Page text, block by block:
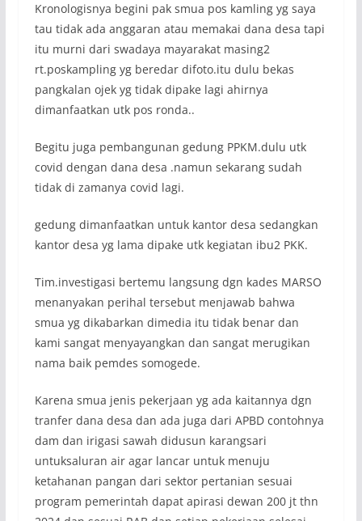
Kronologisnya begini pak smua pos kamling yg saya
tau tidak ada anggaran atau memakai dana desa tapi
itu murni dari swadaya mayarakat masing2
rt.poskampling yg beredar difoto.itu dulu bekas
pangkalan ojek yg tidak dipake lagi ahirnya
dimanfaatkan utk pos ronda..
Begitu juga pembangunan gedung PPKM.dulu utk
covid dengan dana desa .namun sekarang sudah
tidak di zamanya covid lagi.
gedung dimanfaatkan untuk kantor desa sedangkan
kantor desa yg lama dipake utk kegiatan ibu2 PKK.
Tim.investigasi bertemu langsung dgn kades MARSO
menanyakan perihal tersebut menjawab bahwa
smua yg dikabarkan dimedia itu tidak benar dan
kami sangat menyayangkan dan sangat merugikan
nama baik pemdes somogede.
Karena smua jenis pekerjaan yg ada kaitannya dgn
tranfer dana desa dan ada juga dari APBD contohnya
dam dan irigasi sawah didusun karangsari
untuksaluran air agar lancar untuk menuju
ketahanan pangan dari sektor pertanian sesuai
program pemerintah dapat apirasi dewan 200 jt thn